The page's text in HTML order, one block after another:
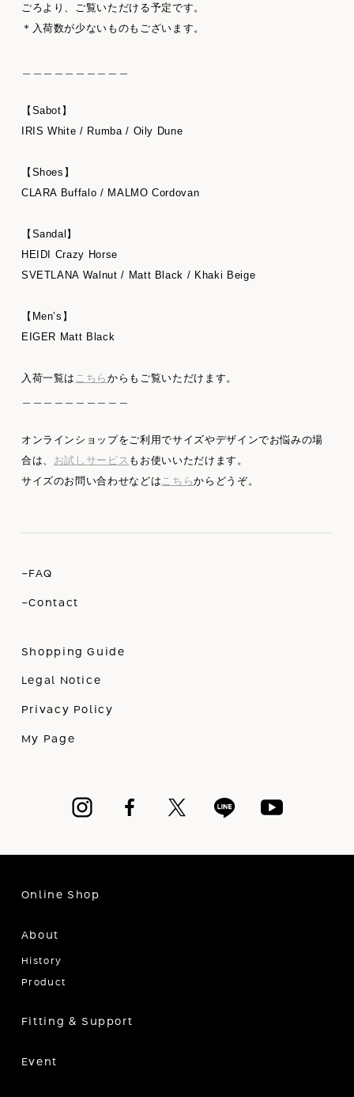
ごろより、ご覧いただける予定です。
＊入荷数が少ないものもございます。
【Sabot】
IRIS White / Rumba / Oily Dune
【Shoes】
CLARA Buffalo / MALMO Cordovan
【Sandal】
HEIDI Crazy Horse
SVETLANA Walnut / Matt Black / Khaki Beige
【Men’s】
EIGER Matt Black
入荷一覧は こちらからもご覧いただけます。
オンラインショップをご利用でサイズやデザインでお悩みの場
合は、 お試しサービス もお使いいただけます。
サイズのお問い合わせなどは こちらからどうぞ。
-FAQ
-Contact
Shopping Guide
Legal Notice
Privacy Policy
My Page
Online Shop
About
History
Product
Fitting & Support
Event